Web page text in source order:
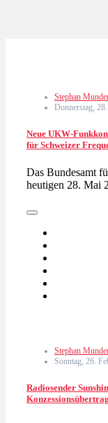
Stephan
Donnerstag,
Neue UKW-
für Schweizer
Das Bundesamt
heutigen 28. Mai
Stephan
Sonntag, 26.
Radiosender